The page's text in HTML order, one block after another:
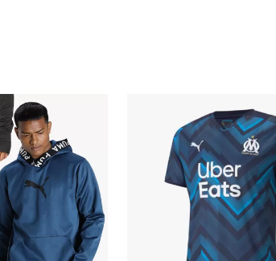
Les options peuvent être choisies sur la
Ce produit a plusieurs variations.